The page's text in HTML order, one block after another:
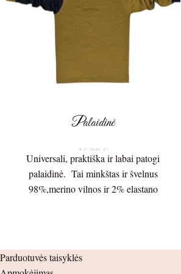
Palaidinė
16,00 €
Universali, praktiška ir labai patogi
palaidinė. Tai minkštas ir švelnus
98%,merino vilnos ir 2% elastano
Palaidinės plotis po pažastėlėmis – 31cm.
Parduotuvės taisyklės